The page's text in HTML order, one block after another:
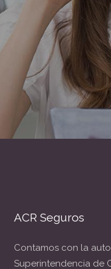
ACR Seguros
Contamos con la
Superintendencia de